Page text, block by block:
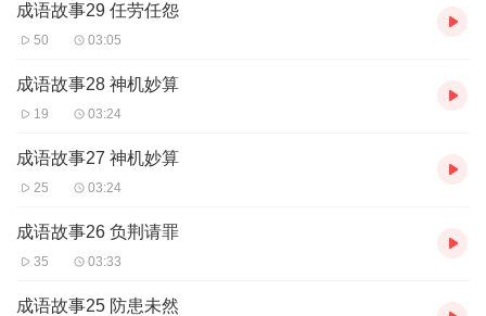
成语故事29 任劳任怨
50 03:05
成语故事28 神机妙算
19 03:24
成语故事27 神机妙算
25 03:24
成语故事26 负荆请罪
35 03:33
成语故事25 防患未然